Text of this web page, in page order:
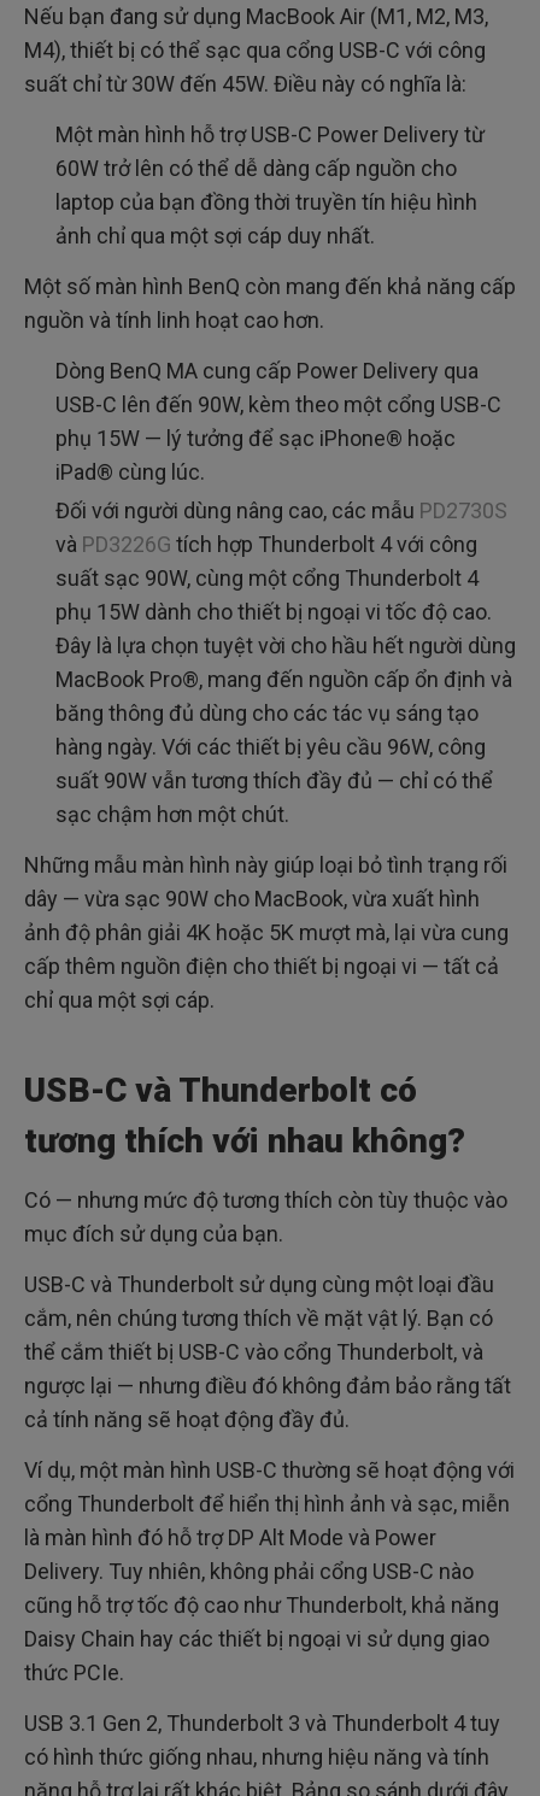
Nếu bạn đang sử dụng MacBook Air (M1, M2, M3,
M4), thiết bị có thể sạc qua cổng USB-C với công
suất chỉ từ 30W đến 45W. Điều này có nghĩa là:
Một màn hình hỗ trợ USB-C Power Delivery từ
60W trở lên có thể dễ dàng cấp nguồn cho
laptop của bạn đồng thời truyền tín hiệu hình
ảnh chỉ qua một sợi cáp duy nhất.
Một số màn hình BenQ còn mang đến khả năng cấp
nguồn và tính linh hoạt cao hơn.
Dòng BenQ MA cung cấp Power Delivery qua
USB-C lên đến 90W, kèm theo một cổng USB-C
phụ 15W — lý tưởng để sạc iPhone® hoặc
iPad® cùng lúc.
Đối với người dùng nâng cao, các mẫu PD2730S
và PD3226G tích hợp Thunderbolt 4 với công
suất sạc 90W, cùng một cổng Thunderbolt 4
phụ 15W dành cho thiết bị ngoại vi tốc độ cao.
Đây là lựa chọn tuyệt vời cho hầu hết người dùng
MacBook Pro®, mang đến nguồn cấp ổn định và
băng thông đủ dùng cho các tác vụ sáng tạo
hàng ngày. Với các thiết bị yêu cầu 96W, công
suất 90W vẫn tương thích đầy đủ — chỉ có thể
sạc chậm hơn một chút.
Những mẫu màn hình này giúp loại bỏ tình trạng rối
dây — vừa sạc 90W cho MacBook, vừa xuất hình
ảnh độ phân giải 4K hoặc 5K mượt mà, lại vừa cung
cấp thêm nguồn điện cho thiết bị ngoại vi — tất cả
chỉ qua một sợi cáp.
USB-C và Thunderbolt có
tương thích với nhau không?
Có — nhưng mức độ tương thích còn tùy thuộc vào
mục đích sử dụng của bạn.
USB-C và Thunderbolt sử dụng cùng một loại đầu
cắm, nên chúng tương thích về mặt vật lý. Bạn có
thể cắm thiết bị USB-C vào cổng Thunderbolt, và
ngược lại — nhưng điều đó không đảm bảo rằng tất
cả tính năng sẽ hoạt động đầy đủ.
Ví dụ, một màn hình USB-C thường sẽ hoạt động với
cổng Thunderbolt để hiển thị hình ảnh và sạc, miễn
là màn hình đó hỗ trợ DP Alt Mode và Power
Delivery. Tuy nhiên, không phải cổng USB-C nào
cũng hỗ trợ tốc độ cao như Thunderbolt, khả năng
Daisy Chain hay các thiết bị ngoại vi sử dụng giao
thức PCIe.
USB 3.1 Gen 2, Thunderbolt 3 và Thunderbolt 4 tuy
có hình thức giống nhau, nhưng hiệu năng và tính
năng hỗ trợ lại rất khác biệt. Bảng so sánh dưới đây